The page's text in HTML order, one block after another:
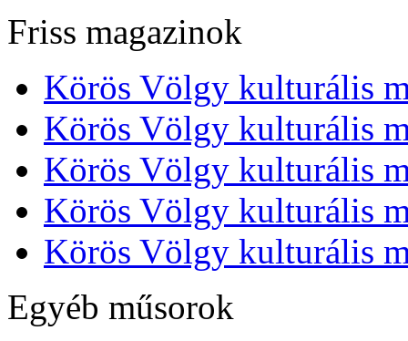
Friss magazinok
Körös Völgy kulturális
Körös Völgy kulturális
Körös Völgy kulturális
Körös Völgy kulturális
Körös Völgy kulturális
Egyéb műsorok